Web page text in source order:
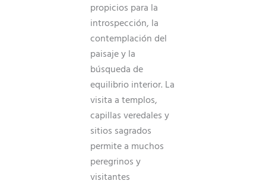
propicios para la
introspección, la
contemplación del
paisaje y la
búsqueda de
equilibrio interior. La
visita a templos,
capillas veredales y
sitios sagrados
permite a muchos
peregrinos y
visitantes